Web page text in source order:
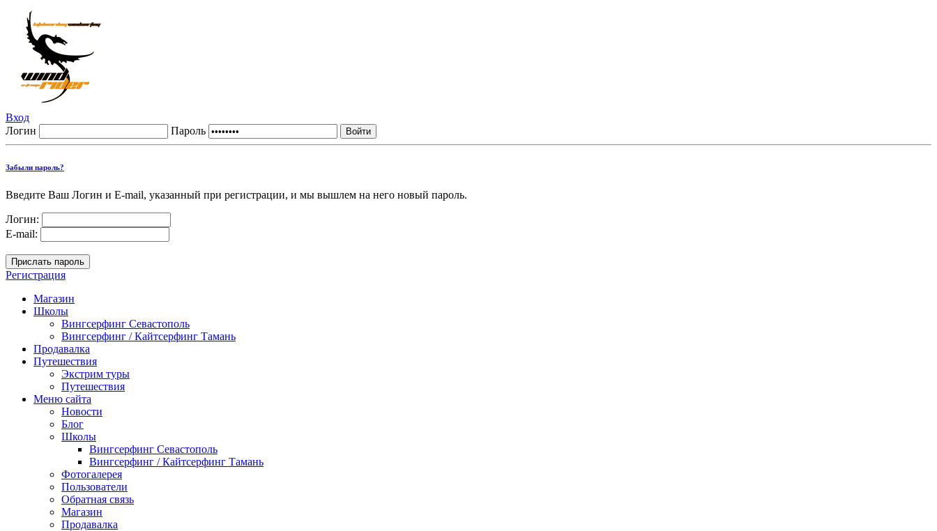
Вход
Логин
Пароль
Забыли пароль?
Введите Ваш Логин и E-mail, указанный при регистрации, и мы вышлем на него новый пароль.
Логин:
E-mail:
Регистрация
Магазин
Школы
Вингсерфинг Севастополь
Вингсерфинг / Кайтсерфинг Тамань
Продавалка
Путешествия
Экстрим туры
Путешествия
Меню сайта
Новости
Блог
Школы
Вингсерфинг Севастополь
Вингсерфинг / Кайтсерфинг Тамань
Фотогалерея
Пользователи
Обратная связь
Магазин
Продавалка